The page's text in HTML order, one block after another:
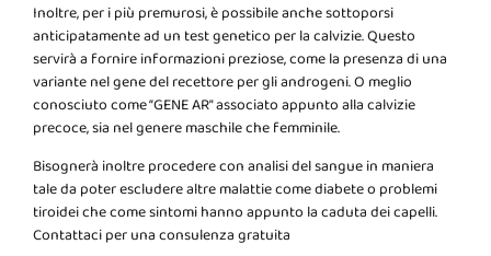
Inoltre, per i più premurosi, è possibile anche sottoporsi
anticipatamente ad un test genetico per la calvizie. Questo
servirà a fornire informazioni preziose, come la presenza di una
variante nel gene del recettore per gli androgeni. O meglio
conosciuto come “GENE AR” associato appunto alla calvizie
precoce, sia nel genere maschile che femminile.
Bisognerà inoltre procedere con analisi del sangue in maniera
tale da poter escludere altre malattie come diabete o problemi
tiroidei che come sintomi hanno appunto la caduta dei capelli.
Contattaci per una consulenza gratuita